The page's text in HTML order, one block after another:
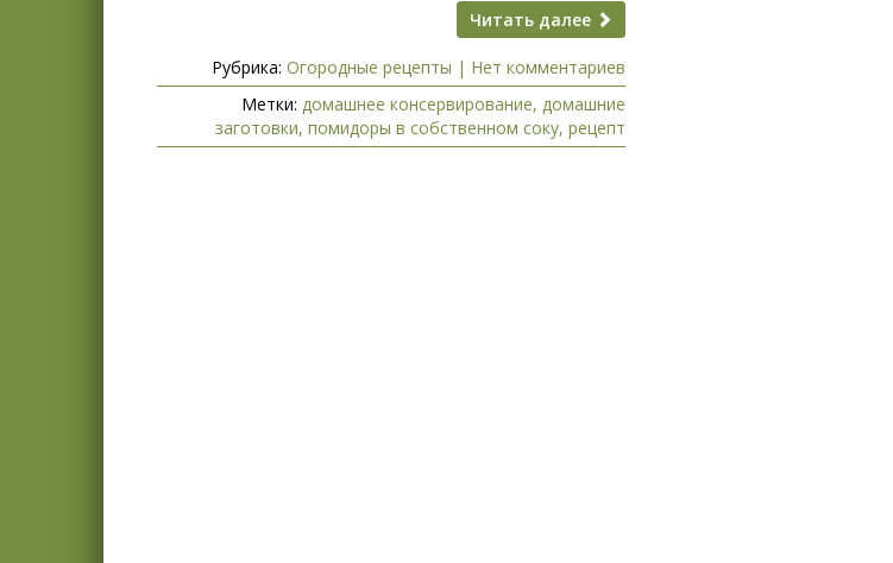
Читать далее
Рубрика: Огородные рецепты | Нет комментариев
Метки: домашнее консервирование, домашние
заготовки, помидоры в собственном соку, рецепт